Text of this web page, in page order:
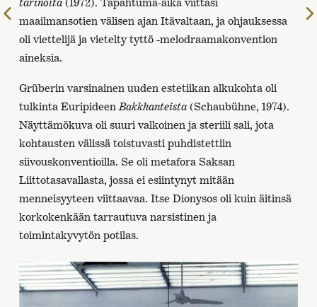
maailmansotien välisen ajan Itävaltaan, ja ohjauksessa
oli viettelijä ja vietelty tyttö -melodraamakonvention
aineksia.
Grüberin varsinainen uuden estetiikan alkukohta oli
tulkinta Euripideen Bakkhanteista(Schaubühne, 1974).
Näyttämökuva oli suuri valkoinen ja steriili sali, jota
kohtausten välissä toistuvasti puhdistettiin
siivouskonventioilla. Se oli metafora Saksan
Liittotasavallasta, jossa ei esiintynyt mitään
menneisyyteen viittaavaa. Itse Dionysos oli kuin äitinsä
korkokenkään tarrautuva narsistinen ja
toimintakyvytön potilas.
Edelliselle